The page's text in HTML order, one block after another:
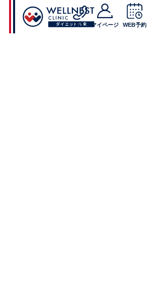
TEL マイページ WEB予約